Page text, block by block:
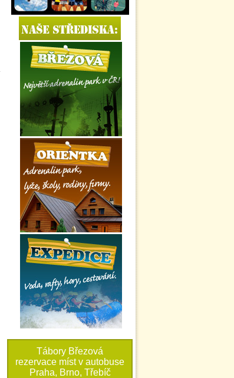
Tábory Březová
rezervace míst v autobuse
Praha, Brno, Třebíč